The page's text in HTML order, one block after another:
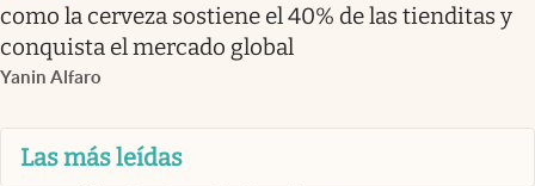
como la cerveza sostiene el 40% de las tienditas y
conquista el mercado global
Yanin Alfaro
Las más leídas